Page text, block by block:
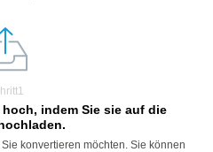
indem Sie sie auf die
konvertieren möchten. Sie können